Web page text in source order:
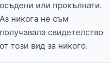
осъдени или прокълнати.
Аз никога не съм
получавала свидетелство
от този вид за никого.